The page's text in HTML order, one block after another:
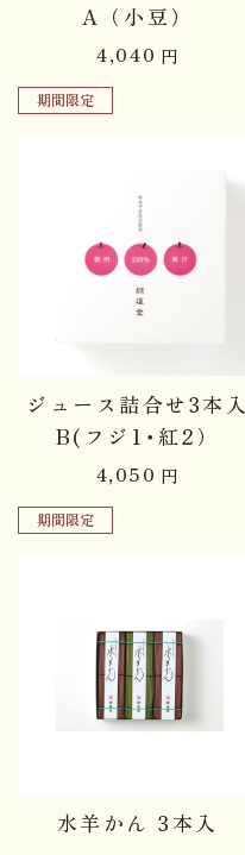
A（小豆）
4,040 円
期間限定
ジュース詰合せ3本入
B(フジ1･紅2）
4,050 円
期間限定
水羊かん 3本入